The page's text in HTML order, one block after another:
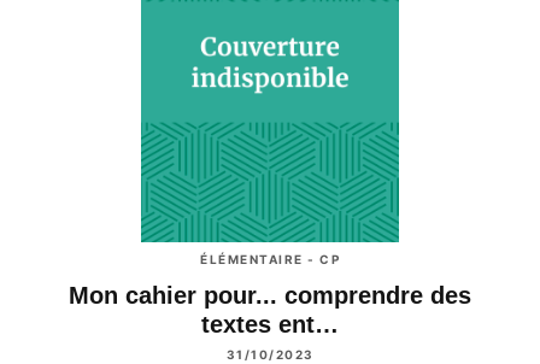
ÉLÉMENTAIRE - CP
Mon cahier pour... comprendre des
textes ent…
31/10/2023